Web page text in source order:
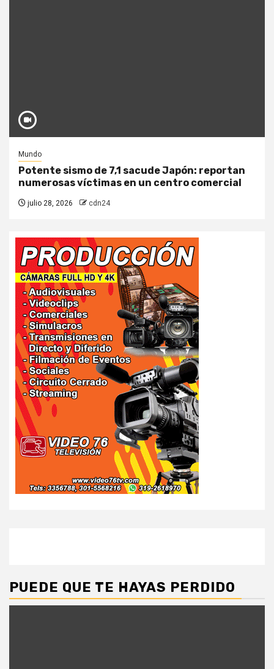
Mundo
Potente sismo de 7,1 sacude Japón: reportan
numerosas víctimas en un centro comercial
julio 28, 2026 cdn24
PUEDE QUE TE HAYAS PERDIDO